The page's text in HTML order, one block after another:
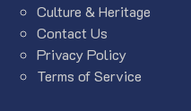
Culture & Heritage
Contact Us
Privacy Policy
Terms of Service